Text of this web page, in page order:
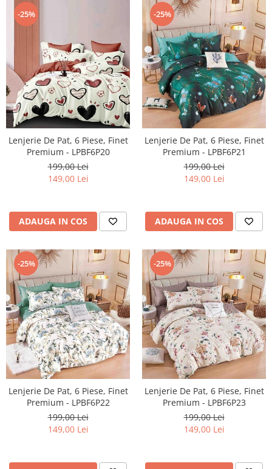
-25%
Lenjerie De Pat, 6 Piese, Finet
Premium - LPBF6P20
199,00 Lei
149,00 Lei
ADAUGA IN COS
-25%
Lenjerie De Pat, 6 Piese, Finet
Premium - LPBF6P21
199,00 Lei
149,00 Lei
ADAUGA IN COS
-25%
Lenjerie De Pat, 6 Piese, Finet
Premium - LPBF6P22
199,00 Lei
149,00 Lei
-25%
Lenjerie De Pat, 6 Piese, Finet
Premium - LPBF6P23
199,00 Lei
149,00 Lei